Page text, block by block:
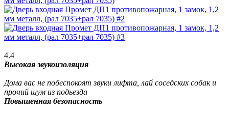
4.4
Высокая звукоизоляция
Дома вас не побеспокоят звуки лифта, лай соседских собак и
прочий шум из подьезда
Повышенная безопасность